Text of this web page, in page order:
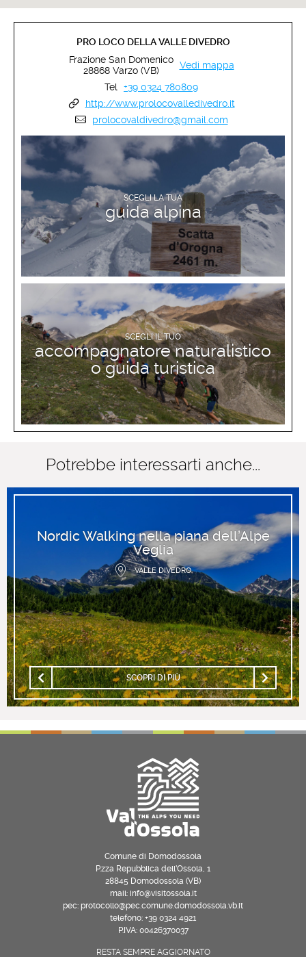
SCEGLI LA TUA
guida alpina
SCOPRI DI PIÙ
PRO LOCO DELLA VALLE DIVEDRO
Frazione San Domenico
28868 Varzo (VB)
Vedi mappa
Tel
+39 0324 780809
http://www.prolocovalledivedro.it
prolocovaldivedro@gmail.com
SCEGLI IL TUO
accompagnatore naturalistico
o guida turistica
SCOPRI DI PIÙ
Potrebbe interessarti anche...
Nordic Walking nella piana dell’Alpe
Veglia
VALLE DIVEDRO
SCOPRI DI PIÙ
Comune di Domodossola
P.zza Repubblica dell’Ossola, 1
28845 Domodossola (VB)
mail: info@visitossola.it
pec: protocollo@pec.comune.domodossola.vb.it
telefono: +39 0324 4921
P.IVA: 00426370037
RESTA SEMPRE AGGIORNATO